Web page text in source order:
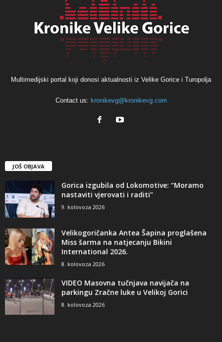
Multimedijski portal koji donosi aktualnosti iz Velike Gorice i Turopolja
Contact us: kronikevg@kronikevg.com
JOŠ OBJAVA
Gorica izgubila od Lokomotive: “Moramo
nastaviti vjerovati i raditi”
9. kolovoza 2026
Velikogoričanka Antea Šapina proglašena
Miss šarma na natjecanju Bikini
International 2026.
8. kolovoza 2026
VIDEO Masovna tučnjava navijača na
parkingu Zračne luke u Velikoj Gorici
8. kolovoza 2026